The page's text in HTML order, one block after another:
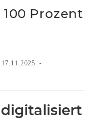
Prozent
17.11.2025